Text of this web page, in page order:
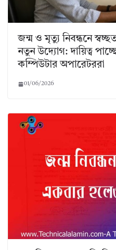
জন্ম ও মৃত্যু নিবন্ধনে
নতুন উদ্যোগ: দায়িত্ব
কম্পিউটার অপারেটররা
01/06/2026